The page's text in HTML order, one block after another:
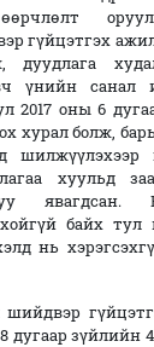
гүйцэтгэх
дуудлага
үнийн санал
2017 оны 6
хурал болж,
шилжүүлэхээр
хуульд
явагдсан.
байх
нь
зүйлийн